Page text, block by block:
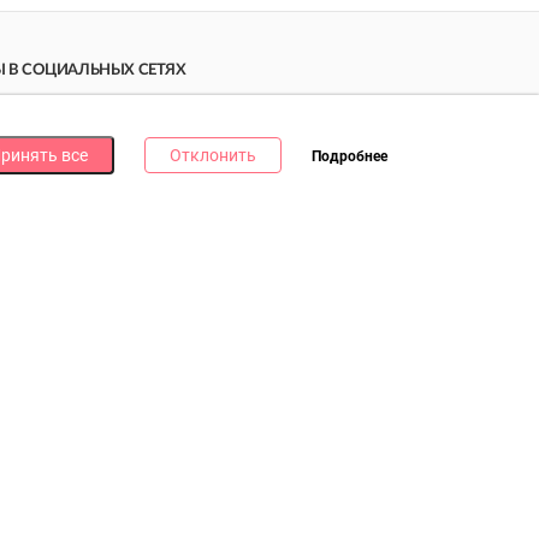
все Отклонить Подробнее
В СОЦИАЛЬНЫХ СЕТЯХ
за каждую!